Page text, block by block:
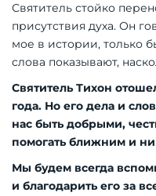
Святитель стойко
присутствия духа. Он
мое в истории, только
слова показывают,
Святитель Тихон
года. Но его дела и
нас быть добрыми,
помогать ближним и
Мы будем всегда
и благодарить его за